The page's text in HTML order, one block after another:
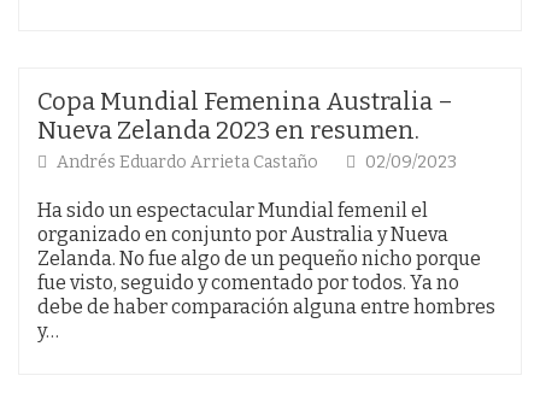
Copa Mundial Femenina Australia –
Nueva Zelanda 2023 en resumen.
Andrés Eduardo Arrieta Castaño 02/09/2023
Ha sido un espectacular Mundial femenil el
organizado en conjunto por Australia y Nueva
Zelanda. No fue algo de un pequeño nicho porque
fue visto, seguido y comentado por todos. Ya no
debe de haber comparación alguna entre hombres
y…